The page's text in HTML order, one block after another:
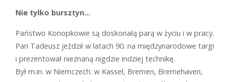
Nie tylko bursztyn…
Państwo Konopkowie są doskonałą parą w życiu i w pracy.
Pan Tadeusz jeździł w latach 90. na międzynarodowe targi
i prezentował nieznaną nigdzie indziej technikę.
Był m.in. w Niemczech: w Kassel, Bremen, Bremehaven,